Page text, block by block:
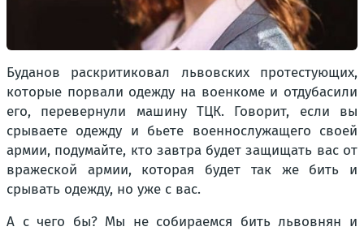
Буданов раскритиковал львовских протестующих,
которые порвали одежду на военкоме и отдубасили
его, перевернули машину ТЦК. Говорит, если вы
срываете одежду и бьете военнослужащего своей
армии, подумайте, кто завтра будет защищать вас от
вражеской армии, которая будет так же бить и
срывать одежду, но уже с вас.
А с чего бы? Мы не собираемся бить львовнян и